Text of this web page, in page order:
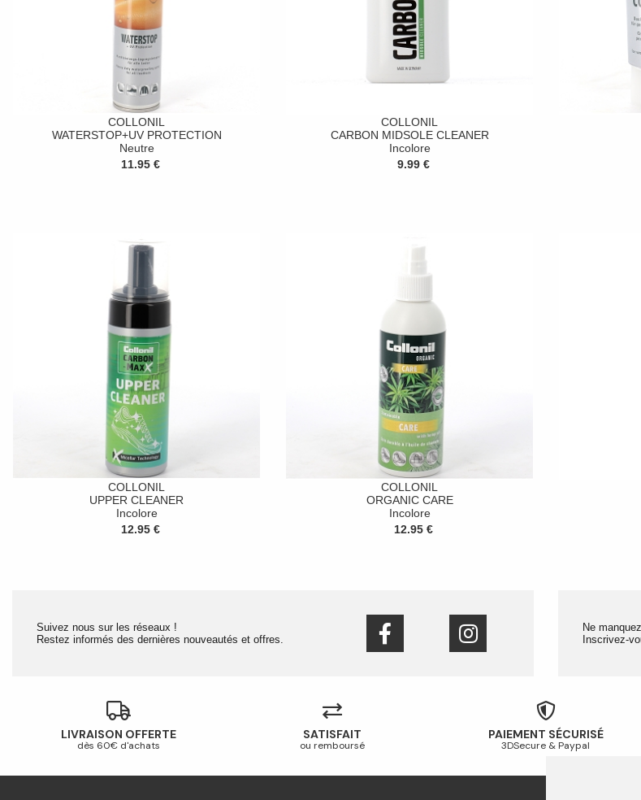
COLLONIL
WATERSTOP+UV PROTECTION
Neutre
11.95 €
COLLONIL
CARBON MIDSOLE CLEANER
Incolore
9.99 €
COLLONIL
UPPER CLEANER
Incolore
12.95 €
COLLONIL
ORGANIC CARE
Incolore
12.95 €
Suivez nous sur les réseaux !
Restez informés des dernières nouveautés et offres.
Ne
Inscrivez-
LIVRAISON OFFERTE
dès 60€ d'achats
SATISFAIT
ou remboursé
PAIEMENT SÉCURISÉ
3DSecure & Paypal